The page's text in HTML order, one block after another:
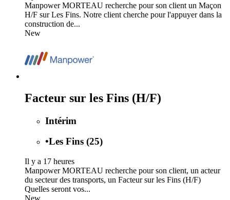
Manpower MORTEAU recherche pour son client un Maçon
H/F sur Les Fins. Notre client cherche pour l'appuyer dans la
construction de...
New
Facteur sur les Fins (H/F)
Intérim
•Les Fins (25)
Il y a 17 heures
Manpower MORTEAU recherche pour son client, un acteur
du secteur des transports, un Facteur sur les Fins (H/F)
Quelles seront vos...
New